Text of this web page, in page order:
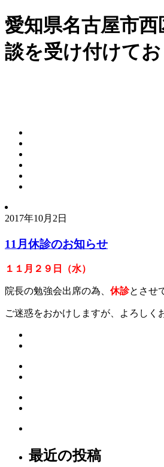
愛知県名古屋市
談を受け付けてお
2017年10月2日
11月休診のお知らせ
１１月 ２９ 日（水）
院長の勉強会出席の為、 休診とさせ
ご迷惑をおかけしますが、よろしく
最近の投稿